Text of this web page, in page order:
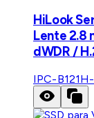
HiLook
Lente 2.8
dWDR /
IPC-